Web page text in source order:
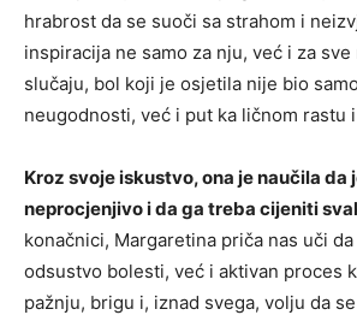
hrabrost da se suoči sa strahom i
inspiracija ne samo za nju, već i za sve
slučaju, bol koji je osjetila nije bio
neugodnosti, već i put ka ličnom rastu
Kroz svoje iskustvo, ona je naučila da
neprocjenjivo i da ga treba cijeniti
konačnici, Margaretina priča nas uči
odsustvo bolesti, već i aktivan proces
pažnju, brigu i, iznad svega, volju da